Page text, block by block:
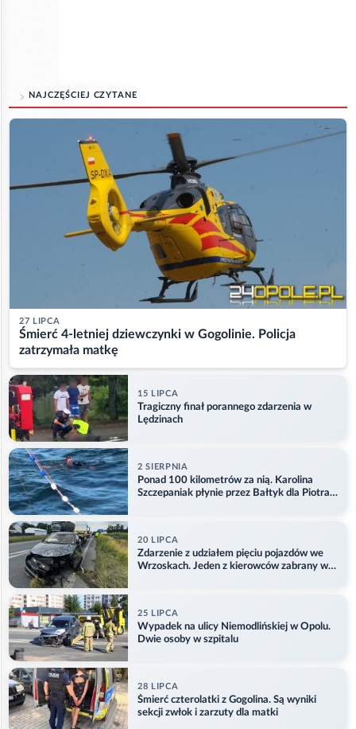
NAJCZĘŚCIEJ CZYTANE
27 LIPCA
Śmierć 4-letniej dziewczynki w Gogolinie. Policja
zatrzymała matkę
15 LIPCA
Tragiczny finał porannego zdarzenia w
Lędzinach
2 SIERPNIA
Ponad 100 kilometrów za nią. Karolina
Szczepaniak płynie przez Bałtyk dla Piotra.
20 LIPCA
Zdarzenie z udziałem pięciu pojazdów we
Wrzoskach. Jeden z kierowców zabrany w
25 LIPCA
Wypadek na ulicy Niemodlińskiej w Opolu.
Dwie osoby w szpitalu
28 LIPCA
Śmierć czterolatki z Gogolina. Są wyniki
sekcji zwłok i zarzuty dla matki